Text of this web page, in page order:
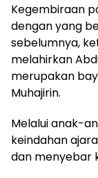
Kegembiraan
dengan yang
sebelumnya,
melahirkan
merupakan
Muhajirin.
Melalui anak-
keindahan
dan menyebar